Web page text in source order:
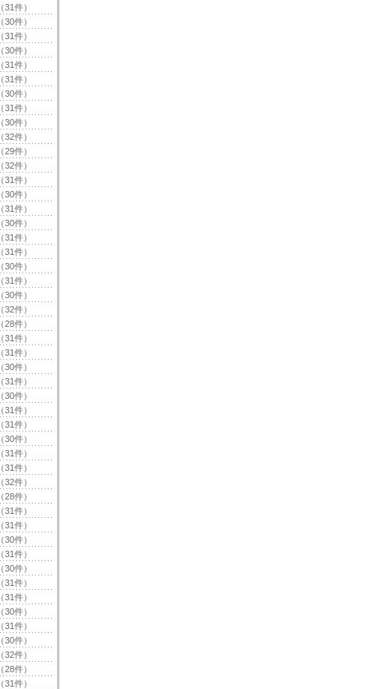
（31件）
（30件）
（31件）
（30件）
（31件）
（31件）
（30件）
（31件）
（30件）
（32件）
（29件）
（32件）
（31件）
（30件）
（31件）
（30件）
（31件）
（31件）
（30件）
（31件）
（30件）
（32件）
（28件）
（31件）
（31件）
（30件）
（31件）
（30件）
（31件）
（31件）
（30件）
（31件）
（31件）
（32件）
（28件）
（31件）
（31件）
（30件）
（31件）
（30件）
（31件）
（31件）
（30件）
（31件）
（30件）
（32件）
（28件）
（31件）